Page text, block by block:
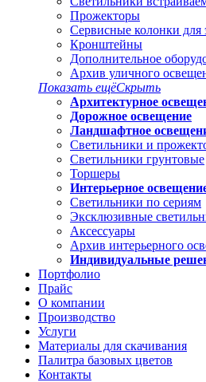
Прожекторы
Сервисные колонки для
Кронштейны
Дополнительное
Архив уличного
Показать ещёСкрыть
Архитектурное
Дорожное освещение
Ландшафтное
Светильники и
Светильники грунтовые
Торшеры
Интерьерное
Светильники по сериям
Эксклюзивные
Аксессуары
Архив интерьерного
Индивидуальные
Портфолио
Прайс
О компании
Производство
Услуги
Материалы для скачивания
Палитра базовых цветов
Контакты